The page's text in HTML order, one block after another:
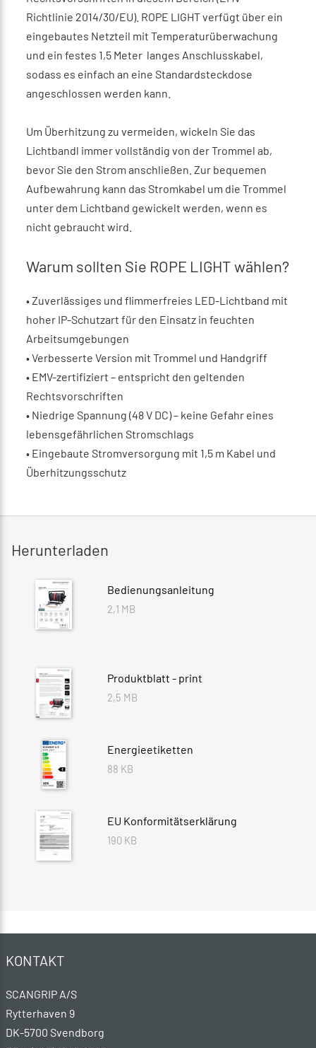
Richtlinie 2014/30/EU). ROPE LIGHT verfügt über ein
eingebautes Netzteil mit Temperaturüberwachung
und ein festes 1,5 Meter langes Anschlusskabel,
sodass es einfach an eine Standardsteckdose
angeschlossen werden kann.
Um Überhitzung zu vermeiden, wickeln Sie das
Lichtbandl immer vollständig von der Trommel ab,
bevor Sie den Strom anschließen. Zur bequemen
Aufbewahrung kann das Stromkabel um die Trommel
unter dem Lichtband gewickelt werden, wenn es
nicht gebraucht wird.
Warum sollten Sie ROPE LIGHT wählen?
•Zuverlässiges und flimmerfreies LED-Lichtband mit
hoher IP-Schutzart für den Einsatz in feuchten
Arbeitsumgebungen
•Verbesserte Version mit Trommel und Handgriff
• EMV-zertifiziert – entspricht den geltenden
Rechtsvorschriften
• Niedrige Spannung (48 V DC) – keine Gefahr eines
lebensgefährlichen Stromschlags
• Eingebaute Stromversorgung mit 1,5 m Kabel und
Überhitzungsschutz
Herunterladen
Bedienungsanleitung
2,1 MB
Produktblatt - print
2,5 MB
Energieetiketten
88 KB
EU Konformitätserklärung
190 KB
KONTAKT
SCANGRIP A/S
Rytterhaven 9
DK-5700 Svendborg